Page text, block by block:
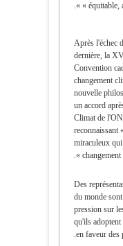
« équitable,
Après l'échec
dernière, la
Convention
changement
nouvelle
un accord
Climat de
reconnaissant
miraculeux
changement
Des
du monde
pression sur
qu'ils adoptent
en faveur des